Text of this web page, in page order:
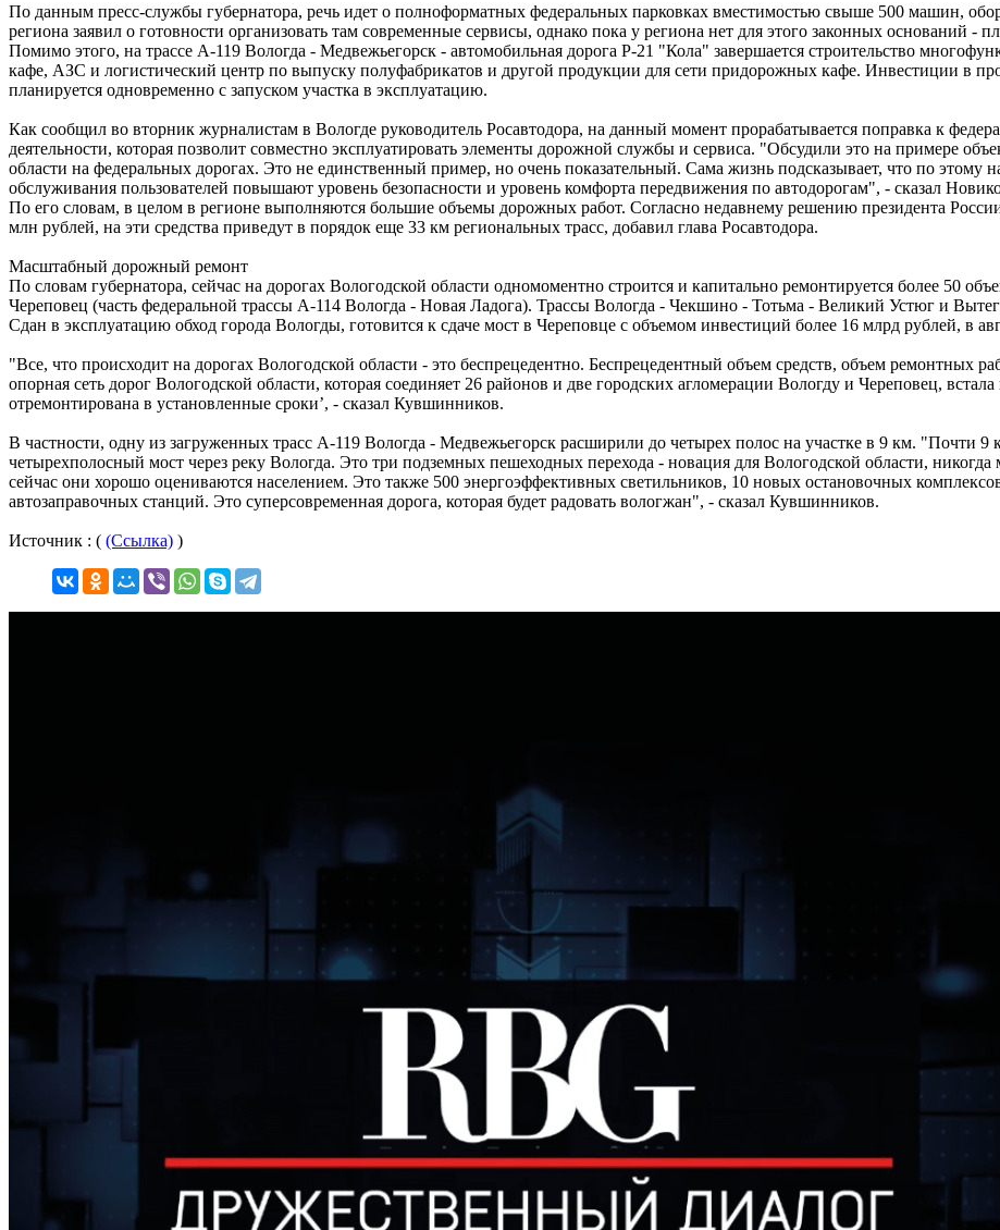
По данным пресс-службы губернатора, речь идет о полноформатных федеральных парковках вместимостью свыше 500 машин,
региона заявил о готовности организовать там современные сервисы, однако пока у региона нет для этого законных оснований -
Помимо этого, на трассе А-119 Вологда - Медвежьегорск - автомобильная дорога Р-21 "Кола" завершается строительство
кафе, АЗС и логистический центр по выпуску полуфабрикатов и другой продукции для сети придорожных кафе. Инвестиции в
планируется одновременно с запуском участка в эксплуатацию.
Как сообщил во вторник журналистам в Вологде руководитель Росавтодора, на данный момент прорабатывается поправка к
деятельности, которая позволит совместно эксплуатировать элементы дорожной службы и сервиса. "Обсудили это на примере
области на федеральных дорогах. Это не единственный пример, но очень показательный. Сама жизнь подсказывает, что по этому
обслуживания пользователей повышают уровень безопасности и уровень комфорта передвижения по автодорогам", - сказал
По его словам, в целом в регионе выполняются большие объемы дорожных работ. Согласно недавнему решению президента
млн рублей, на эти средства приведут в порядок еще 33 км региональных трасс, добавил глава Росавтодора.
Масштабный дорожный ремонт
По словам губернатора, сейчас на дорогах Вологодской области одномоментно строится и капитально ремонтируется более 50
Череповец (часть федеральной трассы А-114 Вологда - Новая Ладога). Трассы Вологда - Чекшино - Тотьма - Великий Устюг и
Сдан в эксплуатацию обход города Вологды, готовится к сдаче мост в Череповце с объемом инвестиций более 16 млрд рублей, в
"Все, что происходит на дорогах Вологодской области - это беспрецедентно. Беспрецедентный объем средств, объем ремонтных
опорная сеть дорог Вологодской области, которая соединяет 26 районов и две городских агломерации Вологду и Череповец,
отремонтирована в установленные сроки’, - сказал Кувшинников.
В частности, одну из загруженных трасс А-119 Вологда - Медвежьегорск расширили до четырех полос на участке в 9 км. "Почти
четырехполосный мост через реку Вологда. Это три подземных пешеходных перехода - новация для Вологодской области,
сейчас они хорошо оцениваются населением. Это также 500 энергоэффективных светильников, 10 новых остановочных
автозаправочных станций. Это суперсовременная дорога, которая будет радовать вологжан", - сказал Кувшинников.
Источник : ( (Ссылка) )